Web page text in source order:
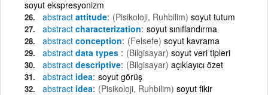
soyut ekspresyonizm
abstract attitude (Pisikoloji, Ruhbilim) soyut tutum
abstract characterization soyut sınıflandırma
abstract conception (Felsefe) soyut kavrama
abstract data types (Bilgisayar) soyut veri tipleri
abstract descriptive (Bilgisayar) açıklayıcı özet
abstract idea soyut görüş
abstract idea (Pisikoloji, Ruhbilim) soyut fikir